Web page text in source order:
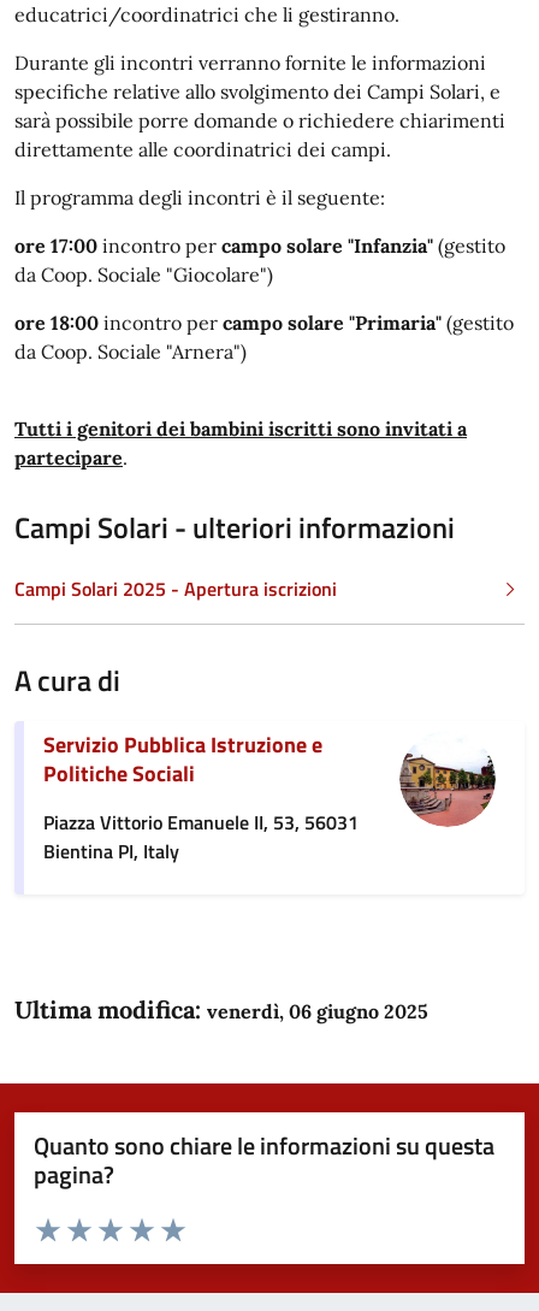
educatrici/coordinatrici che li gestiranno.
Durante gli incontri verranno fornite le informazioni
specifiche relative allo svolgimento dei Campi Solari, e
sarà possibile porre domande o richiedere chiarimenti
direttamente alle coordinatrici dei campi.
Il programma degli incontri è il seguente:
ore 17:00 incontro per campo solare "Infanzia" (gestito
da Coop. Sociale "Giocolare")
ore 18:00 incontro per campo solare "Primaria" (gestito
da Coop. Sociale "Arnera")
Tutti i genitori dei bambini iscritti sono invitati a
partecipare.
Campi Solari - ulteriori informazioni
Campi Solari 2025 - Apertura iscrizioni
A cura di
Servizio Pubblica Istruzione e
Politiche Sociali
Piazza Vittorio Emanuele II, 53, 56031
Bientina PI, Italy
Ultima modifica: venerdì, 06 giugno 2025
Quanto sono chiare le informazioni su questa
pagina?
Domanda
Valuta da 1 a 5 stelle la pagina
Valuta 5 stelle su 5
Valuta 4 stelle su 5
Valuta 3 stelle su 5
Valuta 2 stelle su 5
Valuta 1 stelle su 5